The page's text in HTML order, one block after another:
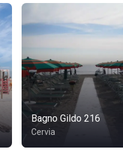
Bagno Gildo 216
Cervia